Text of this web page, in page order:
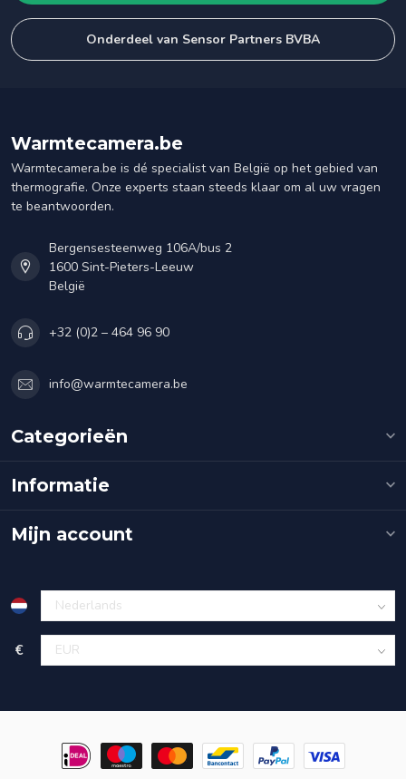
Onderdeel van Sensor Partners BVBA
Warmtecamera.be
Warmtecamera.be is dé specialist van België op het gebied van
thermografie. Onze experts staan steeds klaar om al uw vragen
te beantwoorden.
Bergensesteenweg 106A/bus 2
1600 Sint-Pieters-Leeuw
België
+32 (0)2 – 464 96 90
info@warmtecamera.be
Categorieën
Informatie
Mijn account
€